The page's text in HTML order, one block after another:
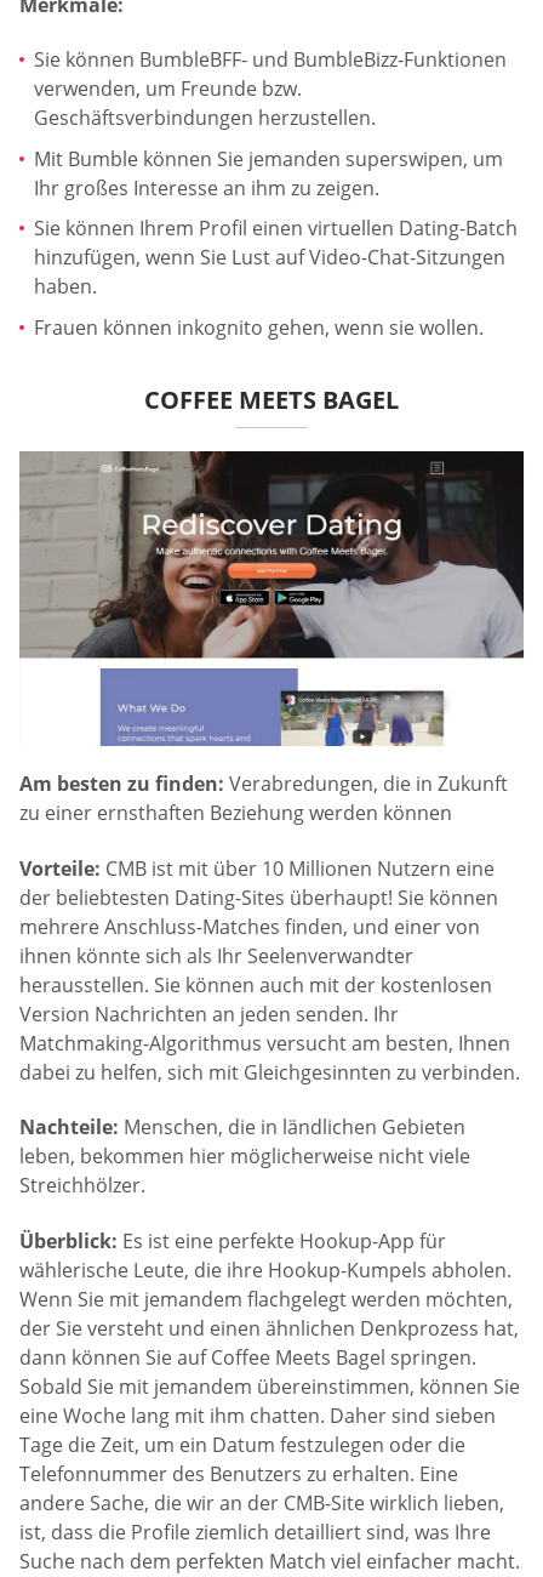
Sie können BumbleBFF- und BumbleBizz-Funktionen
verwenden, um Freunde bzw.
Geschäftsverbindungen herzustellen.
Mit Bumble können Sie jemanden superswipen, um
Ihr großes Interesse an ihm zu zeigen.
Sie können Ihrem Profil einen virtuellen Dating-Batch
hinzufügen, wenn Sie Lust auf Video-Chat-Sitzungen
haben.
Frauen können inkognito gehen, wenn sie wollen.
COFFEE MEETS BAGEL
Am besten zu finden: Verabredungen, die in Zukunft
zu einer ernsthaften Beziehung werden können
Vorteile: CMB ist mit über 10 Millionen Nutzern eine
der beliebtesten Dating-Sites überhaupt! Sie können
mehrere Anschluss-Matches finden, und einer von
ihnen könnte sich als Ihr Seelenverwandter
herausstellen. Sie können auch mit der kostenlosen
Version Nachrichten an jeden senden. Ihr
Matchmaking-Algorithmus versucht am besten, Ihnen
dabei zu helfen, sich mit Gleichgesinnten zu verbinden.
Nachteile: Menschen, die in ländlichen Gebieten
leben, bekommen hier möglicherweise nicht viele
Streichhölzer.
Überblick: Es ist eine perfekte Hookup-App für
wählerische Leute, die ihre Hookup-Kumpels abholen.
Wenn Sie mit jemandem flachgelegt werden möchten,
der Sie versteht und einen ähnlichen Denkprozess hat,
dann können Sie auf Coffee Meets Bagel springen.
Sobald Sie mit jemandem übereinstimmen, können Sie
eine Woche lang mit ihm chatten. Daher sind sieben
Tage die Zeit, um ein Datum festzulegen oder die
Telefonnummer des Benutzers zu erhalten. Eine
andere Sache, die wir an der CMB-Site wirklich lieben,
ist, dass die Profile ziemlich detailliert sind, was Ihre
Suche nach dem perfekten Match viel einfacher macht.